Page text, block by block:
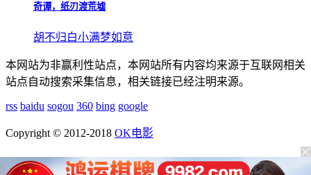
奇谭，纸刃渡荒墟
胡不归 白小满梦如意
本网站为非赢利性站点，本网站所有内容均来源于互联网相关
站点自动搜索采集信息，相关链接已经注明来源。
rss baidu sogou 360 bing google
Copyright © 2012-2018 OK电影